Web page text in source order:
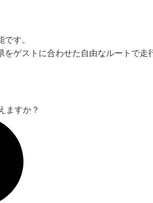
す。
をゲストに合わせた自由なルートで走
ますか？